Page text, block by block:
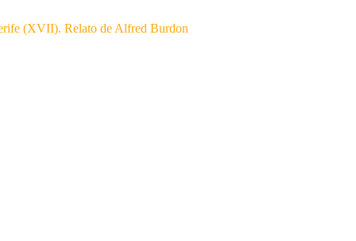
(XVII). Relato de Alfred Burdon